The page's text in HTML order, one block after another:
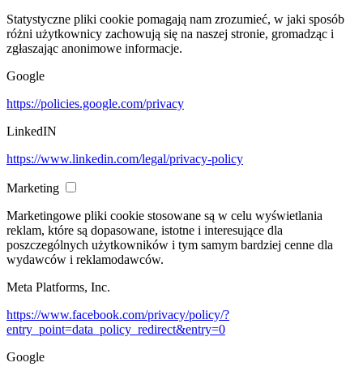
Statystyczne pliki cookie pomagają nam zrozumieć, w jaki sposób
różni użytkownicy zachowują się na naszej stronie, gromadząc i
zgłaszając anonimowe informacje.
Google
https://policies.google.com/privacy
LinkedIN
https://www.linkedin.com/legal/privacy-policy
Marketing
Marketingowe pliki cookie stosowane są w celu wyświetlania
reklam, które są dopasowane, istotne i interesujące dla
poszczególnych użytkowników i tym samym bardziej cenne dla
wydawców i reklamodawców.
Meta Platforms, Inc.
https://www.facebook.com/privacy/policy/?
entry_point=data_policy_redirect&entry=0
Google